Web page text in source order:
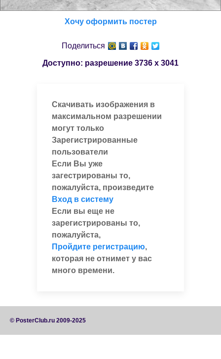
Хочу оформить постер
Поделиться
Доступно: разрешение 3736 x 3041
Скачивать изображения в
максимальном разрешении
могут только
Зарегистрированные
пользователи
Если Вы уже
загестрированы то,
пожалуйста, произведите
Вход в систему
Если вы еще не
зарегистрированы то,
пожалуйста,
Пройдите регистрацию,
которая не отнимет у вас
много времени.
© PosterClub.ru 2009-2025